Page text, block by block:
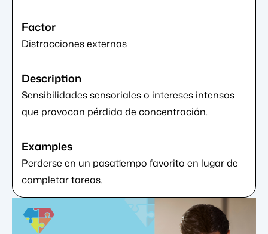
Distracciones externas
Sensibilidades sensoriales o intereses intensos
que provocan pérdida de concentración.
Perderse en un pasatiempo favorito en lugar de
completar tareas.